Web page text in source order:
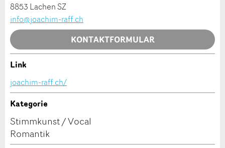
* Eingabe erforderlich
Zur Qualitätssicherung wird eine Kopie der E-Mail
an guidle übermittelt.
NACHRICHT SENDEN
Schliessen
E-Mail *:
Telefon *:
Nachricht:
* Pflichtfeld
8853 Lachen SZ
info@joachim-raff.ch
KONTAKTFORMULAR
Kontakt
Verfassen Sie eine Nachricht für die Kontaktpersonen
Link
joachim-raff.ch/
Kategorie
Stimmkunst / Vocal
Romantik